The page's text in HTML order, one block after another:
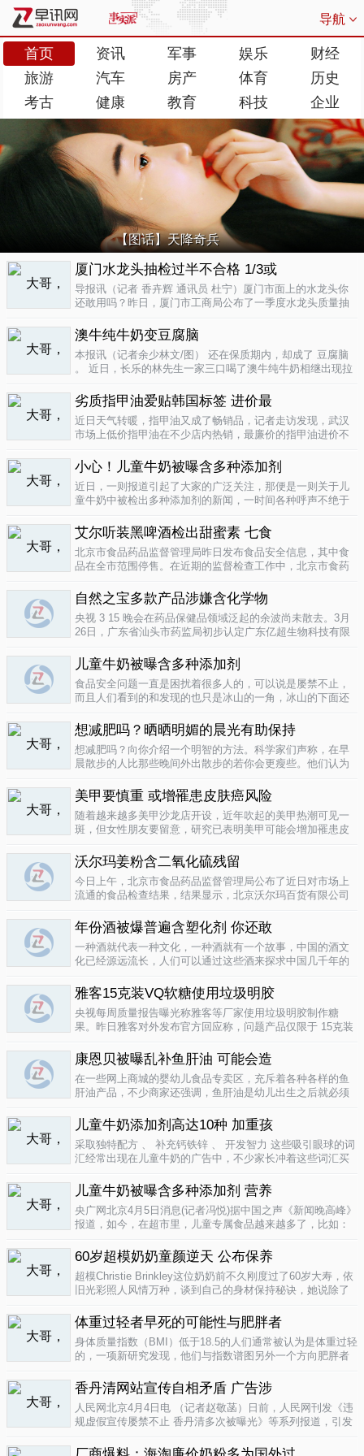
导航
首页 资讯 军事 娱乐
财经
旅游
汽车 房产 体育
历史
考古
健康 教育 科技 企业
【图话】天降奇兵
厦门水龙头抽检过半不合格 1/3或
导报讯（记者 香卉辉 通讯员 杜宁）厦门市面上的水龙头你
还敢用吗？昨日，厦门市工商局公布了一季度水龙头质量抽
批次不合格原因是会产生剧毒。不合格率53.3%涉及多个品
牌据介绍，厦门市工商局今..
澳牛纯牛奶变豆腐脑
本报讯（记者余少林文/图） 还在保质期内，却成了 豆腐脑
。 近日，长乐的林先生一家三口喝了澳牛纯牛奶相继出现拉
纯牛奶并 不纯 ，呈凝固状，像酸奶。昨日上午，林先生向长
乐工商局12315投..
劣质指甲油爱贴韩国标签 进价最
近日天气转暖，指甲油又成了畅销品，记者走访发现，武汉
市场上低价指甲油在不少店内热销，最廉价的指甲油进价不
渡桥夜市上，不少摊位都有五颜六色的指甲油摆卖。 韩国进
口指甲油只要9元，另一个韩国..
小心！儿童牛奶被曝含多种添加剂
近日，一则报道引起了大家的广泛关注，那便是一则关于儿
童牛奶中被检出多种添加剂的新闻，一时间各种呼声不绝于
慌。 每天一斤奶，强壮中国人 ，到底让儿童强壮起来的是牛
奶，还是添加剂？超市中的儿童牛..
艾尔听装黑啤酒检出甜蜜素 七食
北京市食品药品监督管理局昨日发布食品安全信息，其中食
品在全市范围停售。在近期的监督检查工作中，北京市食药
带集团北京蓝宝酒业有限公司生产的 艾尔 听装黑啤酒，检出
不得检出的甜蜜素。北京市..
自然之宝多款产品涉嫌含化学物
央视 3 15 晚会在药品保健品领域泛起的余波尚未散去。3月
26日，广东省汕头市药监局初步认定广东亿超生物科技有限
已涉嫌构成生产销售伪劣产品罪，决定将案件移送汕头市公
安局依法查处。亿..
儿童牛奶被曝含多种添加剂
食品安全问题一直是困扰着很多人的，可以说是屡禁不止，
而且人们看到的和发现的也只是冰山的一角，冰山的下面还
中国家向发达国家进展的过程中的必经之路吧，但是，人们
要为这种发展付出一定的代价，尤其..
想减肥吗？晒晒明媚的晨光有助保持
想减肥吗？向你介绍一个明智的方法。科学家们声称，在早
晨散步的人比那些晚间外出散步的若你会更瘦些。他们认为
国研究人员让54名男性和女性研究参与者在手腕上戴上监控
器，记录他们在一个星期内晒太阳..
美甲要慎重 或增罹患皮肤癌风险
随着越来越多美甲沙龙店开设，近年吹起的美甲热潮可见一
斑，但女性朋友要留意，研究已表明美甲可能会增加罹患皮
美甲很受欢迎是因为它可以防止指甲断裂。但专家表示，美
甲过程中用以硬化凝胶的光疗..
沃尔玛姜粉含二氧化硫残留
今日上午，北京市食品药品监督管理局公布了近日对市场上
流通的食品检查结果，结果显示，北京沃尔玛百货有限公司
款小食品甜蜜素超标。二氧化硫在我国禁止用于姜粉这类食
物，据市食药监局食品安全专家介绍..
年份酒被爆普遍含塑化剂 你还敢
一种酒就代表一种文化，一种酒就有一个故事，中国的酒文
化已经源远流长，人们可以通过这些酒来探求中国几千年的
有害又不能完全戒掉的原因，因为酒已经不只是一种可以喝
的饮品那么简单，就像茶一样有很厚..
雅客15克装VQ软糖使用垃圾明胶
央视每周质量报告曝光称雅客等厂家使用垃圾明胶制作糖
果。昨日雅客对外发布官方回应称，问题产品仅限于 15克装
生产该产品，并将嘉利达明胶原料全部封存。对已上市流通
产品，雅客表示已于3月15..
康恩贝被曝乱补鱼肝油 可能会造
在一些网上商城的婴幼儿食品专卖区，充斥着各种各样的鱼
肝油产品，不少商家还强调，鱼肝油是幼儿出生之后就必须
孩子服用鱼肝油。而实际上，以食品身份出现的鱼肝油是药
品，过量补充会对孩子产生伤害。在..
儿童牛奶添加剂高达10种 加重孩
采取独特配方 、 补充钙铁锌 、 开发智力 这些吸引眼球的词
汇经常出现在儿童牛奶的广告中，不少家长冲着这些词汇买
示，孩子应该尽量少喝。超市儿童牛奶添加剂高达10种昨
天，重庆晨报记者在杨家坪..
儿童牛奶被曝含多种添加剂 营养
央广网北京4月5日消息(记者冯悦)据中国之声《新闻晚高峰》
报道，如今，在超市里，儿童专属食品越来越多了，比如：
非常独特，因此，备受孩子们和家长的喜爱。然而，一些营
养专家指出，儿童牛奶比普通..
60岁超模奶奶童颜逆天 公布保养
超模Christie Brinkley这位奶奶前不久刚度过了60岁大寿，依
旧光彩照人风情万种，谈到自己的身材保持秘诀，她说除了
外，从12岁开始她就是个素食主义者，早餐吃燕麦粥加果
酱，午餐豆子..
体重过轻者早死的可能性与肥胖者
身体质量指数（BMI）低于18.5的人们通常被认为是体重过轻
的，一项新研究发现，他们与指数谱图另外一个方向肥胖者
（如果是粗略的）整体健康指标的可靠性。这个测量值反映
一个人的高度与重量的比..
香丹清网站宣传自相矛盾 广告涉
人民网北京4月4日电 （记者赵敬菡）日前，人民网刊发《违
规虚假宣传屡禁不止 香丹清多次被曝光》等系列报道，引发
官方销售网站存在备案信息不明、涉嫌违规发布广告、宣传